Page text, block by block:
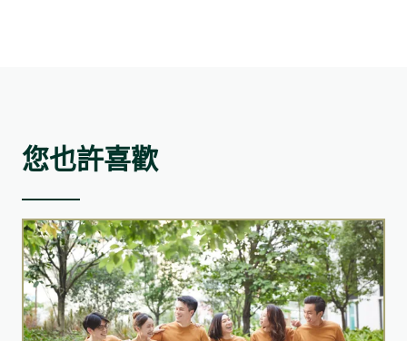
華懋集團將低碳建造列為首要任務，透過採用可持續施工方
法，提升質量控制、縮短工期、減少廢物並降低環境影響。
組裝合成建築法（MiC）
組裝合成建築法（MiC）技術利用場外預製的完整建築模組，
再運至工地進行最終組裝。該技術強調標準化與可重複性，既
能確保品質一致和加快施工進度，同時兼顧創新設計的靈活
性。這樣除了可以保留場外建造的優勢，還可以實現定制化的
您也許喜歡